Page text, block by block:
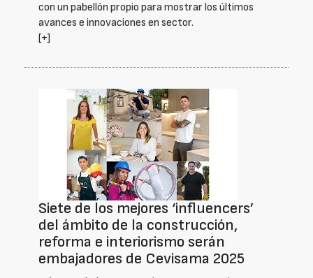
con un pabellón propio para mostrar los últimos
avances e innovaciones en sector.
[+]
Siete de los mejores ‘influencers’
del ámbito de la construcción,
reforma e interiorismo serán
embajadores de Cevisama 2025